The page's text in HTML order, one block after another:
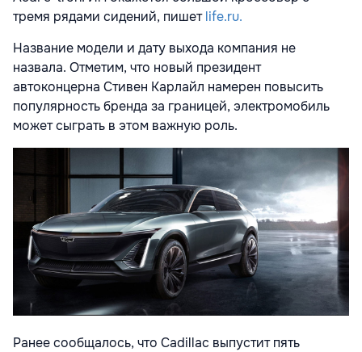
тремя рядами сидений, пишетlife.ru.
Название модели и дату выхода компания не
назвала. Отметим, что новый президент
автоконцерна Стивен Карлайл намерен повысить
популярность бренда за границей, электромобиль
может сыграть в этом важную роль.
Ранее сообщалось, что Cadillac выпустит пять